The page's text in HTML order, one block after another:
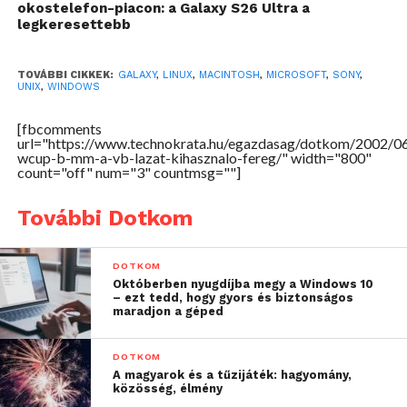
byte): ezek a féreg másolatai
– létrehozza a Windows könyvtárban az alábbi
Dd.ini(89 byte): ez a fent említett Cha_du_ri.bat
másolata
Korea_win_worldcup2002.vbs
Korea_worldcup2002.bat file-t a Windows
könyvtárból
állomány
neveken:
Germans_suxs.bat
Korea_rulez.bat
Korea_wins.bat
Korea_worldcup2002.bat
Worldcup2002_korea.bat
Start Menu/Programs/StartUp/Koreans_koreans.bat
okostelefon-piacon: a Galaxy S26 Ultra a
legkeresettebb
TOVÁBBI CIKKEK: GALAXY, LINUX, MACINTOSH, MICROSOFT, SONY,
UNIX, WINDOWS
[fbcomments
url="https://www.technokrata.hu/egazdasag/dotkom/2002/
wcup-b-mm-a-vb-lazat-kihasznalo-fereg/" width="800"
count="off" num="3" countmsg=""]
További Dotkom
DOTKOM
Októberben nyugdíjba megy a Windows 10
– ezt tedd, hogy gyors és biztonságos
maradjon a géped
DOTKOM
A magyarok és a tűzijáték: hagyomány,
közösség, élmény